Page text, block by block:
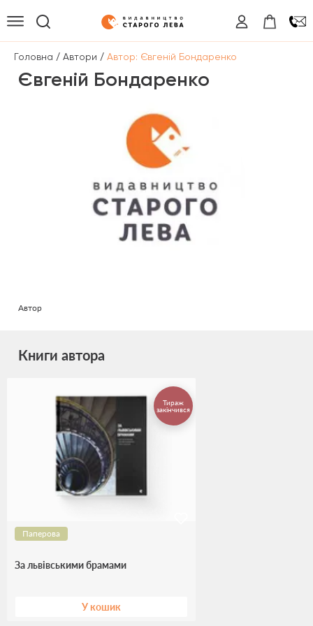
Головна / Автори / Автор: Євгеній Бондаренко
Євгеній Бондаренко
Автор
Книги автора
Тираж
закінчився
Паперова
За львівськими брамами
У кошик